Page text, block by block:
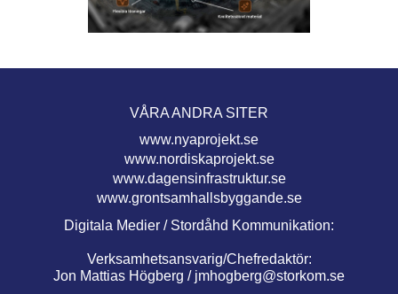
VÅRA ANDRA SITER
www.nyaprojekt.se
www.nordiskaprojekt.se
www.dagensinfrastruktur.se
www.grontsamhallsbyggande.se
Digitala Medier / Stordåhd Kommunikation:
Verksamhetsansvarig/Chefredaktör:
Jon Mattias Högberg / jmhogberg@storkom.se